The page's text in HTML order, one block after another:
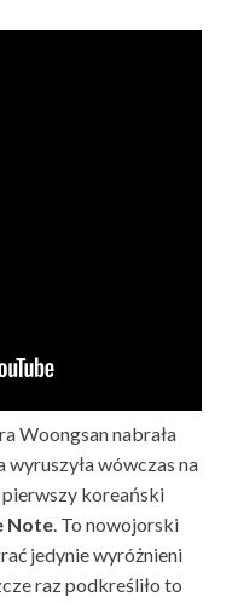
Woongsan nabrała
wówczas na
koreański
Note. To nowojorski
jedynie wyróżnieni
raz podkreśliło to